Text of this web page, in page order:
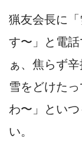
猟友会長に
す〜」と電
ぁ、焦らず
雪をどけた
わ〜」とい
い。